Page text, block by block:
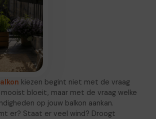
kiezen begint niet met de vraag
bloeit, maar met de vraag welke
op jouw balkon aankan.
er? Staat er veel wind? Droogt